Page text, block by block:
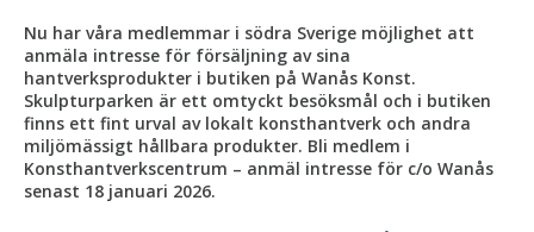
Nu har våra medlemmar i södra Sverige möjlighet att
anmäla intresse för försäljning av sina
hantverksprodukter i butiken på Wanås Konst.
Skulpturparken är ett omtyckt besöksmål och i butiken
finns ett fint urval av lokalt konsthantverk och andra
miljömässigt hållbara produkter. Bli medlem i
Konsthantverkscentrum – anmäl intresse för c/o Wanås
senast 18 januari 2026.